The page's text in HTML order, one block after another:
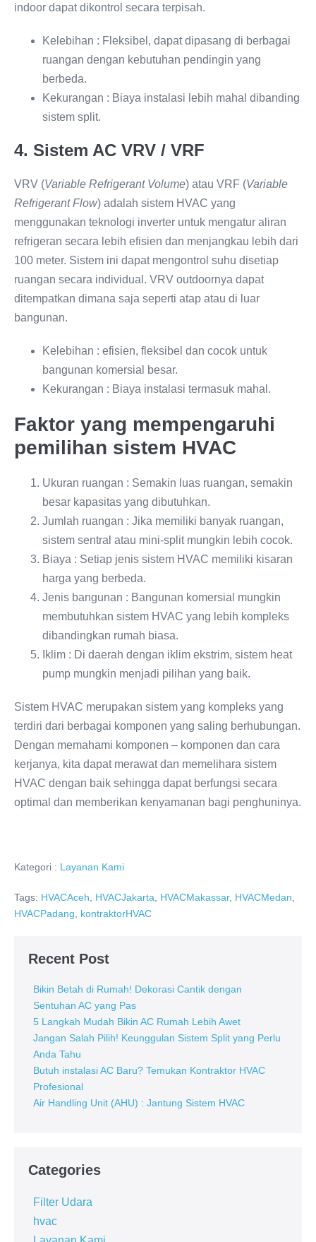
indoor dapat dikontrol secara terpisah.
Kelebihan : Fleksibel, dapat dipasang di berbagai
ruangan dengan kebutuhan pendingin yang
berbeda.
Kekurangan : Biaya instalasi lebih mahal dibanding
sistem split.
4. Sistem AC VRV / VRF
VRV (Variable Refrigerant Volume) atau VRF (Variable
Refrigerant Flow) adalah sistem HVAC yang
menggunakan teknologi inverter untuk mengatur aliran
refrigeran secara lebih efisien dan menjangkau lebih dari
100 meter. Sistem ini dapat mengontrol suhu disetiap
ruangan secara individual. VRV outdoornya dapat
ditempatkan dimana saja seperti atap atau di luar
bangunan.
Kelebihan : efisien, fleksibel dan cocok untuk
bangunan komersial besar.
Kekurangan : Biaya instalasi termasuk mahal.
Faktor yang mempengaruhi
pemilihan sistem HVAC
Ukuran ruangan : Semakin luas ruangan, semakin
besar kapasitas yang dibutuhkan.
Jumlah ruangan : Jika memiliki banyak ruangan,
sistem sentral atau mini-split mungkin lebih cocok.
Biaya : Setiap jenis sistem HVAC memiliki kisaran
harga yang berbeda.
Jenis bangunan : Bangunan komersial mungkin
membutuhkan sistem HVAC yang lebih kompleks
dibandingkan rumah biasa.
Iklim : Di daerah dengan iklim ekstrim, sistem heat
pump mungkin menjadi pilihan yang baik.
Sistem HVAC merupakan sistem yang kompleks yang
terdiri dari berbagai komponen yang saling berhubungan.
Dengan memahami komponen – komponen dan cara
kerjanya, kita dapat merawat dan memelihara sistem
HVAC dengan baik sehingga dapat berfungsi secara
optimal dan memberikan kenyamanan bagi penghuninya.
Kategori : Layanan Kami
Tags: HVACAceh HVACJakarta HVACMakassar, HVACMedan
HVACPadang
kontraktorHVAC
Recent Post
Bikin Betah di Rumah! Dekorasi Cantik dengan
Sentuhan AC yang Pas
5 Langkah Mudah Bikin AC Rumah Lebih Awet
Jangan Salah Pilih! Keunggulan Sistem Split yang Perlu
Anda Tahu
Butuh instalasi AC Baru? Temukan Kontraktor HVAC
Profesional
Air Handling Unit (AHU) : Jantung Sistem HVAC
Categories
Filter Udara
hvac